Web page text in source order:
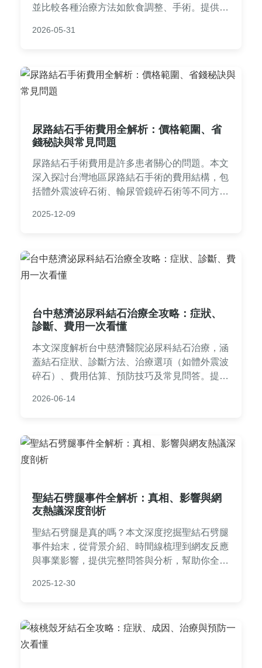
並比較各種治療方法如飲食調整、手術。提供實
主人及早發現問題，避免嚴重併發症。內容基於
2026-05-31
尿路結石手術費用全解析：價格範圍、省
錢秘訣與常見問題
尿路結石手術費用是許多患者關心的問題。本文
深入探討台灣地區尿路結石手術的費用結構，包
括體外震波碎石術、輸尿管鏡碎石術等不同方式
因素。此外，我們還提供實用的省錢技巧和常見
細指南。
2025-12-09
台中慈濟泌尿科結石治療全攻略：症狀、
診斷、費用一次看懂
本文深度解析台中慈濟醫院泌尿科結石治療，涵
蓋結石症狀、診斷方法、治療選項（如體外震波
碎石）、費用估算、預防技巧及常見問答。提供
所有關於泌尿結石的疑問。
2026-06-14
聖結石劈腿事件全解析：真相、影響與網
友熱議深度剖析
聖結石劈腿是真的嗎？本文深度挖掘聖結石劈腿
事件始末，從背景介紹、時間線梳理到網友反應
與事業影響，提供完整問答與分析，幫助你全面
2025-12-30